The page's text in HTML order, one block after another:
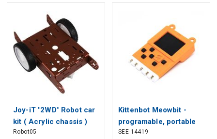
Joy-iT "2WD" Robot car
kit ( Acrylic chassis )
Robot05
Kittenbot Meowbit -
programable, portable
game console
SEE-14419